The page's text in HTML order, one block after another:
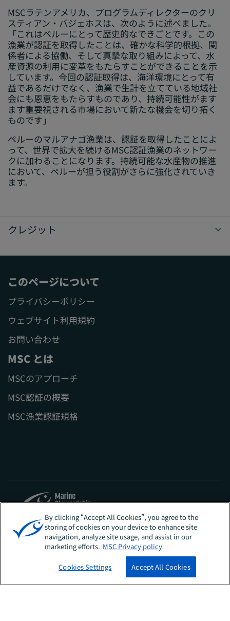
MSCラテンアメリカ、プログラムディレクターのクリ
スティアン・バジェホスは、次のように述べました。
「これはペルーにとって歴史的なできごとです。この
漁業が認証を取得したことは、確かな科学的根拠、関
係者による協働、そして真摯な取り組みによって、水
産資源の利用に変革をもたらすことができることを示
しています。今回の認証取得は、海洋環境にとって有
益であるだけでなく、漁業で生計を立てている地域社
会にも恩恵をもたらすものであり、持続可能性がます
ます重要視される市場において新たな機会を切り拓く
ものです」
ペルーのマルアナゴ漁業は、認証を取得したことによ
って、世界で拡大を続けるMSC認証漁業のネットワー
クに加わることになります。持続可能な水産物の推進
において、ペルーが担う役割がさらに強化されていき
ます。
クレジット
このページについて
プライバシーポリシー
ウェブサイト利用規約
お問い合わせ
MSC とは
MSCのアプローチ
MSC認証の概要
MSC漁業認証規格
Sites
日本
By clicking “Accept All Cookies”, you agree to the
storing of cookies on your device to enhance site
navigation, analyze site usage, and assist in our
marketing efforts. MSC Privacy policy
Cookies Settings Accept All Cookies